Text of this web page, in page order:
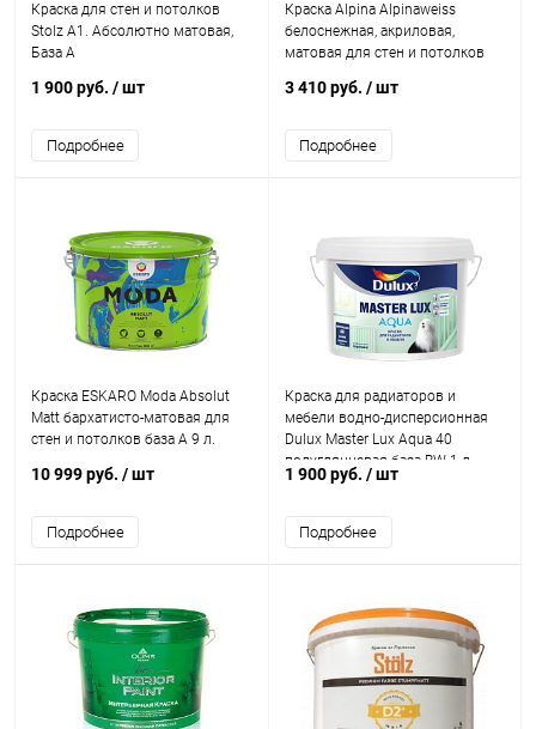
Краска для стен и потолков
Stolz A1. Абсолютно матовая,
База А
1 900 руб. / шт
Подробнее
Краска Alpina Alpinaweiss
белоснежная, акриловая,
матовая для стен и потолков
3 410 руб. / шт
Подробнее
Краска ESKARO Moda Absolut
Matt бархатисто-матовая для
стен и потолков база А 9 л.
10 999 руб. / шт
Подробнее
Краска для радиаторов и
мебели водно-дисперсионная
Dulux Master Lux Aqua 40
полуглянцевая база BW 1 л.
1 900 руб. / шт
Подробнее